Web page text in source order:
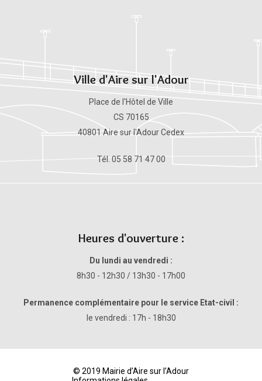
Ville d'Aire sur l'Adour
Place de l'Hôtel de Ville
CS 70165
40801 Aire sur l'Adour Cedex
Tél. 05 58 71 47 00
Heures d'ouverture :
Du lundi au vendredi :
8h30 - 12h30 / 13h30 - 17h00
Permanence complémentaire pour le service Etat-civil :
le vendredi : 17h - 18h30
© 2019 Mairie d’Aire sur l’Adour